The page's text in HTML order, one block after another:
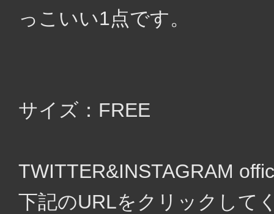
っこいい1点です。
サイズ：FREE
TWITTER&INSTAGRAM
下記のURLをクリックして